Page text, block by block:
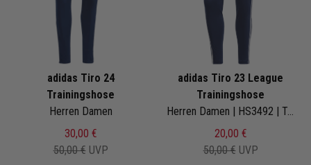
adidas Tiro 24
Trainingshose
Herren Damen
30,00 €
50,00 € UVP
adidas Tiro 23 League
Trainingshose
Herren Damen | HS3492 | Training Pant
20,00 €
50,00 € UVP